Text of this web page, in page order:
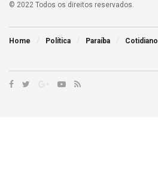
© 2022 Todos os direitos reservados.
Home Política Paraíba Cotidiano